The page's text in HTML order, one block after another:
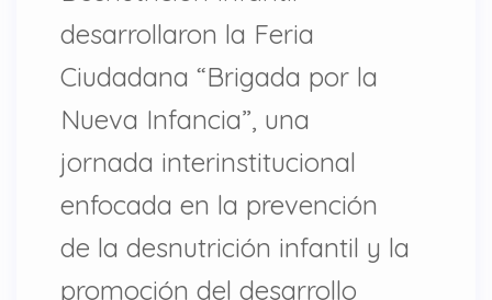
desarrollaron la Feria
Ciudadana “Brigada por la
Nueva Infancia”, una
jornada interinstitucional
enfocada en la prevención
de la desnutrición infantil y la
promoción del desarrollo